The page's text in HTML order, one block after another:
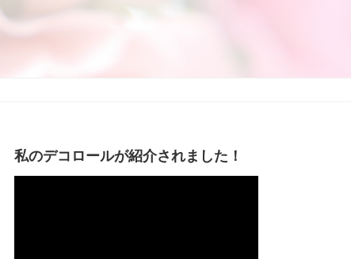
私のデコロールが紹介されました！